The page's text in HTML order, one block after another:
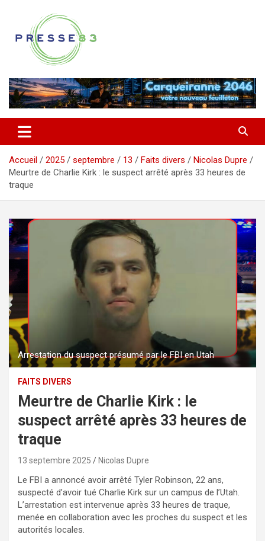
contenu
Presse 83
Accueil 2025 septembre 13 Faits divers
Nicolas Dupre
Meurtre de Charlie Kirk : le suspect arrêté après 33 heures de
traque
Arrestation du suspect présumé par le FBI en Utah
FAITS DIVERS
Meurtre de Charlie Kirk : le
suspect arrêté après 33 heures de
traque
13 septembre 2025 Nicolas Dupre
Le FBI a annoncé avoir arrêté Tyler Robinson, 22 ans,
suspecté d’avoir tué Charlie Kirk sur un campus de l’Utah.
L’arrestation est intervenue après 33 heures de traque,
menée en collaboration avec les proches du suspect et les
autorités locales.